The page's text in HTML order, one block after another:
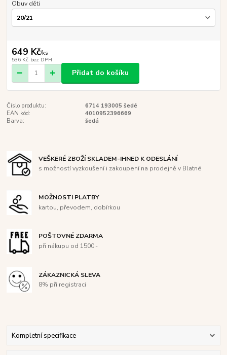
Obuv děti
649 Kč/ks
536 Kč bez DPH
Přidat do košíku
Číslo produktu:
6714 193005 šedé
EAN kód:
4010952396669
Barva:
šedá
VEŠKERÉ ZBOŽÍ SKLADEM-IHNED K ODESLÁNÍ
s možností vyzkoušení i zakoupení na prodejně v Blatné
MOŽNOSTI PLATBY
kartou, převodem, dobírkou
POŠTOVNÉ ZDARMA
při nákupu od 1500,-
ZÁKAZNICKÁ SLEVA
8% při registraci
Kompletní specifikace